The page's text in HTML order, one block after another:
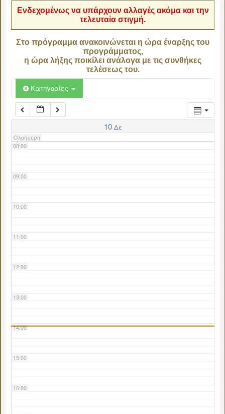
Ενδεχομένως να υπάρχουν αλλαγές ακόμα και την
τελευταία στιγμή.
Στο πρόγραμμα ανακοινώνεται η ώρα έναρξης του
προγράμματος,
η ώρα λήξης ποικίλει ανάλογα με τις συνθήκες
τελέσεως του.
Κατηγορίες
10 Δε
Ολοήμερη
06:00
07:00
08:00
09:00
10:00
11:00
12:00
13:00
14:00
15:00
16:00